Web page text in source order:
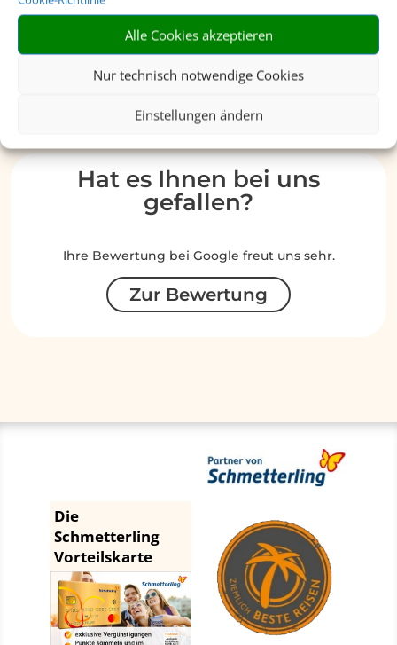
Alle Cookies akzeptieren
Nur technisch notwendige Cookies
Einstellungen ändern
Hat es Ihnen bei uns
gefallen?
Ihre Bewertung bei Google freut uns sehr.
Zur Bewertung
Die
Schmetterling
Vorteilskarte